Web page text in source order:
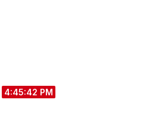
4:45:44 PM